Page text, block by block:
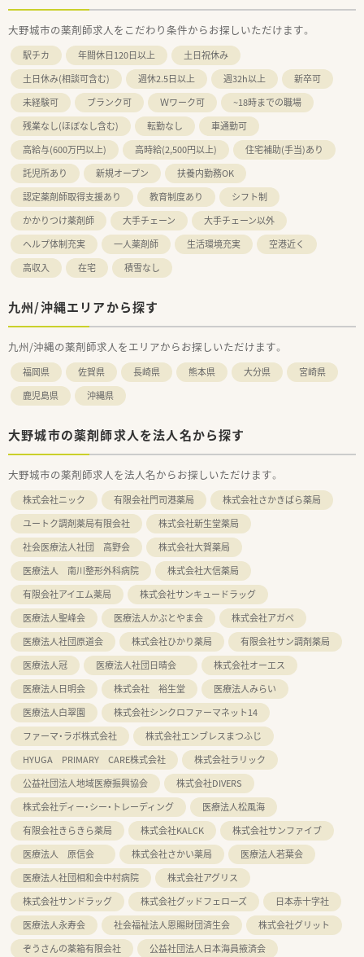
大野城市の薬剤師求人をこだわり条件からお探しいただけます。
駅チカ 年間休日120日以上
土日祝休み
土日休み(相談可含む)
週休2.5日以上 週32h以上
新卒可
未経験可
ブランク可 Ｗワーク可
~18時までの職場
残業なし(ほぼなし含む)
転勤なし
車通勤可
高給与(600万円以上)
高時給(2,500円以上)
住宅補助(手当)あり
託児所あり
新規オープン
扶養内勤務OK
認定薬剤師取得支援あり
教育制度あり
シフト制
かかりつけ薬剤師
大手チェーン
大手チェーン以外
ヘルプ体制充実
一人薬剤師 生活環境充実
空港近く
高収入
在宅 積雪なし
九州/沖縄エリアから探す
九州/沖縄の薬剤師求人をエリアからお探しいただけます。
福岡県 佐賀県 長崎県 熊本県 大分県
宮崎県
鹿児島県
沖縄県
大野城市の薬剤師求人を法人名から探す
大野城市の薬剤師求人を法人名からお探しいただけます。
株式会社ニック 有限会社門司港薬局
株式会社さかきばら薬局
ユートク調剤薬局有限会社
株式会社新生堂薬局
社会医療法人社団 高野会
株式会社大賀薬局
医療法人 南川整形外科病院
株式会社大信薬局
有限会社アイエム薬局
株式会社サンキュードラッグ
医療法人聖峰会
医療法人かぶとやま会
株式会社アガペ
医療法人社団原道会
株式会社ひかり薬局
有限会社サン調剤薬局
医療法人冠
医療法人社団日晴会
株式会社オーエス
医療法人日明会
株式会社 裕生堂
医療法人みらい
医療法人白翠園
株式会社シンクロファーマネット14
ファーマ・ラボ株式会社
株式会社エンブレスまつふじ
HYUGA PRIMARY CARE株式会社
株式会社ラリック
公益社団法人地域医療振興協会
株式会社DIVERS
株式会社ディー・シー・トレーディング
医療法人松風海
有限会社きらきら薬局
株式会社KALCK
株式会社サンファイブ
医療法人 原信会
株式会社さかい薬局
医療法人若葉会
医療法人社団相和会中村病院
株式会社アグリス
株式会社サンドラッグ
株式会社グッドフェローズ
日本赤十字社
医療法人永寿会
社会福祉法人恩賜財団済生会
株式会社グリット
ぞうさんの薬箱有限会社
公益社団法人日本海員掖済会